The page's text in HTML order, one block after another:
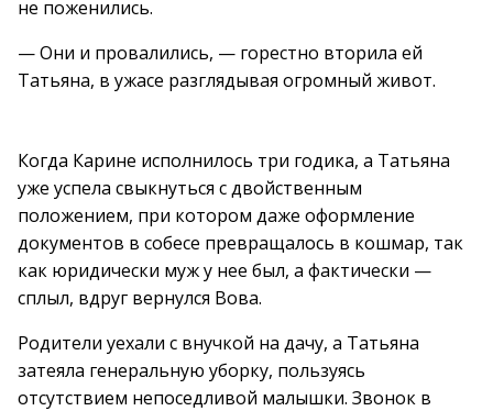
не поженились.
— Они и провалились, — горестно вторила ей
Татьяна, в ужасе разглядывая огромный живот.
Когда Карине исполнилось три годика, а Татьяна
уже успела свыкнуться с двойственным
положением, при котором даже оформление
документов в собесе превращалось в кошмар, так
как юридически муж у нее был, а фактически —
сплыл, вдруг вернулся Вова.
Родители уехали с внучкой на дачу, а Татьяна
затеяла генеральную уборку, пользуясь
отсутствием непоседливой малышки. Звонок в